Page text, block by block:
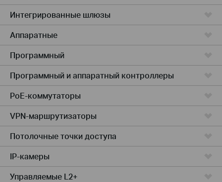
Интегрированные шлюзы
Аппаратные
Программный
Программный и аппаратный контроллеры
PoE-коммутаторы
VPN-маршрутизаторы
Потолочные точки доступа
IP-камеры
Управляемые L2+